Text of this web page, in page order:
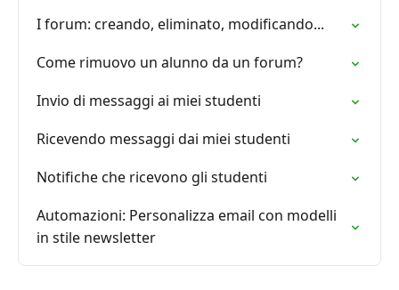
I forum: creando, eliminato, modificando...
Come rimuovo un alunno da un forum?
Invio di messaggi ai miei studenti
Ricevendo messaggi dai miei studenti
Notifiche che ricevono gli studenti
Automazioni: Personalizza email con modelli
in stile newsletter